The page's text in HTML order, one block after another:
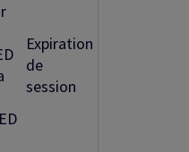
Expiration
de
session